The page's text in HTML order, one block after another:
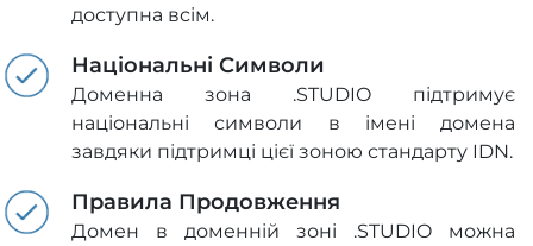
доступна всім.
Національні Символи
Доменна зона .STUDIO підтримує
національні символи в імені домена
завдяки підтримці цієї зоною стандарту IDN.
Правила Продовження
Домен в доменній зоні .STUDIO можна